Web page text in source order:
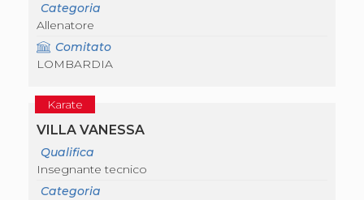
Pancrazio/Pankration
La disciplina
Mappa del sito
Categoria
Allenatore
Comitato
LOMBARDIA
Karate
VILLA VANESSA
Qualifica
Insegnante tecnico
Categoria